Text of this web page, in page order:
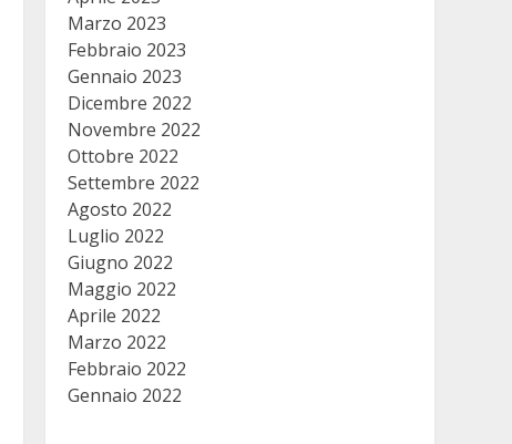
Marzo 2023
Febbraio 2023
Gennaio 2023
Dicembre 2022
Novembre 2022
Ottobre 2022
Settembre 2022
Agosto 2022
Luglio 2022
Giugno 2022
Maggio 2022
Aprile 2022
Marzo 2022
Febbraio 2022
Gennaio 2022